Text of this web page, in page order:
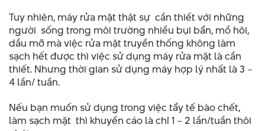
Tuy nhiên, máy rửa mặt thật sự cần thiết với những
người sống trong môi trường nhiều bụi bẩn, mồ hôi,
dầu mỡ mà việc rửa mặt truyền thống không làm
sạch hết được thì việc sử dụng máy rửa mặt là cần
thiết. Nhưng thời gian sử dụng máy hợp lý nhất là 3 –
4 lần/ tuần.
Nếu bạn muốn sử dụng trong việc tẩy tế bào chết,
làm sạch mặt thì khuyến cáo là chỉ 1 – 2 lần/tuần thôi